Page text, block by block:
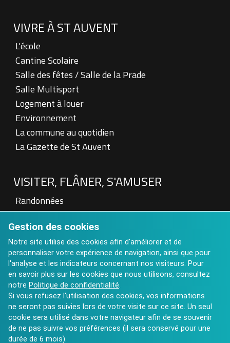
VIVRE À ST AUVENT
L'école
Cantine Scolaire
Salle des fêtes / Salle de la Prade
Salle Multisport
Logement à louer
Environnement
La commune au quotidien
La Gazette de St Auvent
VISITER, FLÂNER, S'AMUSER
Randonnées
Patrimoine
Visite à la Ferme
Hébergements touristiques
Aires de pique nique
Art contemporain : Château de St Auvent
Calendrier des Manifestations 2025
Gestion des cookies
Notre site utilise des cookies afin d'améliorer et de
personnaliser votre expérience de navigation, ainsi que pour
l'analyse et les indicateurs concernant nos visiteurs. Pour
en savoir plus sur les cookies que nous utilisons, consultez
notre Politique de confidentialité.
Si vous refusez l'utilisation des cookies, vos informations
ne seront pas suivies lors de votre visite sur ce site. Un seul
cookie sera utilisé dans votre navigateur afin de se souvenir
de ne pas suivre vos préférences (il sera conservé pour une
durée de 6 mois).